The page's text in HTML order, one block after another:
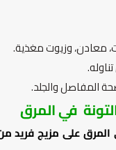
معادن، وزيوت مغذية.
المفاصل والجلد.
في المرق
على مزيج فريد